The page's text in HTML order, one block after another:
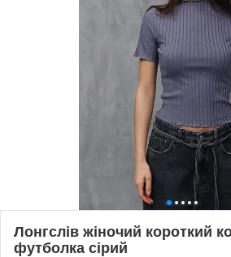
Лонгслів жіночий короткий
футболка сірий